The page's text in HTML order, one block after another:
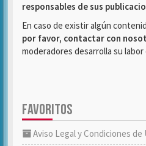
responsables de sus
En caso de existir algún
por favor, contactar con
moderadores desarrolla su
FAVORITOS
Aviso Legal y Condiciones de